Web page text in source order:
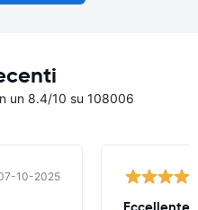
un 8.4/10 su 108006
10-2025